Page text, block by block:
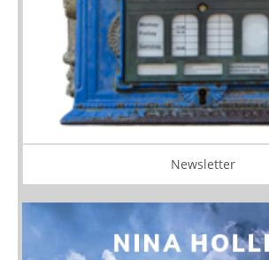
Newsletter